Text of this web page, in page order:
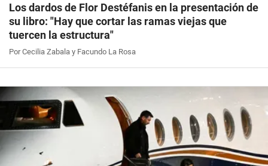
Los dardos de Flor Destéfanis en la presentación de
su libro: "Hay que cortar las ramas viejas que
tuercen la estructura"
Por Cecilia Zabala y Facundo La Rosa